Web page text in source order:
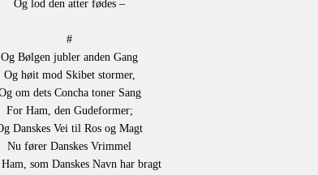
Og lod den atter fødes –
#
Og Bølgen jubler anden Gang
Og høit mod Skibet stormer,
om dets Concha toner Sang
For Ham, den Gudeformer;
Danskes Vei til Ros og Magt
Nu fører Danskes Vrimmel
som Danskes Navn har bragt